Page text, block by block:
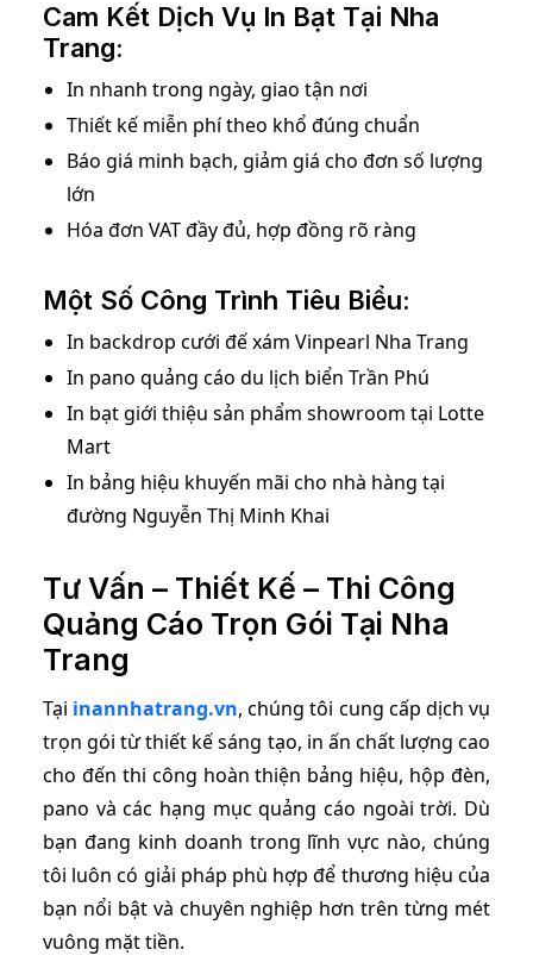
Cam Kết Dịch Vụ In Bạt Tại Nha
Trang:
In nhanh trong ngày, giao tận nơi
Thiết kế miễn phí theo khổ đúng chuẩn
Báo giá minh bạch, giảm giá cho đơn số lượng
lớn
Hóa đơn VAT đầy đủ, hợp đồng rõ ràng
Một Số Công Trình Tiêu Biểu:
In backdrop cưới đế xám Vinpearl Nha Trang
In pano quảng cáo du lịch biển Trần Phú
In bạt giới thiệu sản phẩm showroom tại Lotte
Mart
In bảng hiệu khuyến mãi cho nhà hàng tại
đường Nguyễn Thị Minh Khai
Tư Vấn – Thiết Kế – Thi Công
Quảng Cáo Trọn Gói Tại Nha
Trang
Tại inannhatrang.vn, chúng tôi cung cấp dịch vụ
trọn gói từ thiết kế sáng tạo, in ấn chất lượng cao
cho đến thi công hoàn thiện bảng hiệu, hộp đèn,
pano và các hạng mục quảng cáo ngoài trời. Dù
bạn đang kinh doanh trong lĩnh vực nào, chúng
tôi luôn có giải pháp phù hợp để thương hiệu của
bạn nổi bật và chuyên nghiệp hơn trên từng mét
vuông mặt tiền.